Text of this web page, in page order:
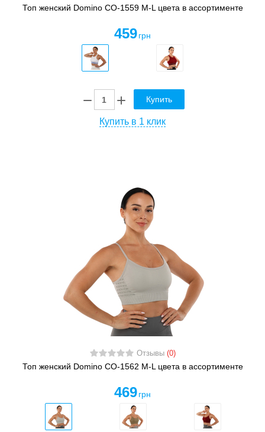
Топ женский Domino CO-1559 M-L цвета в ассортименте
459 грн
Купить
Купить в 1 клик
Отзывы (0)
Топ женский Domino CO-1562 M-L цвета в ассортименте
469 грн